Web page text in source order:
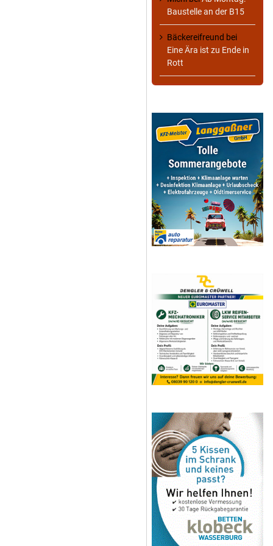
Baustelle an der B15
Bäckereifreund bei
Eine Ära ist zu Ende in
Rott